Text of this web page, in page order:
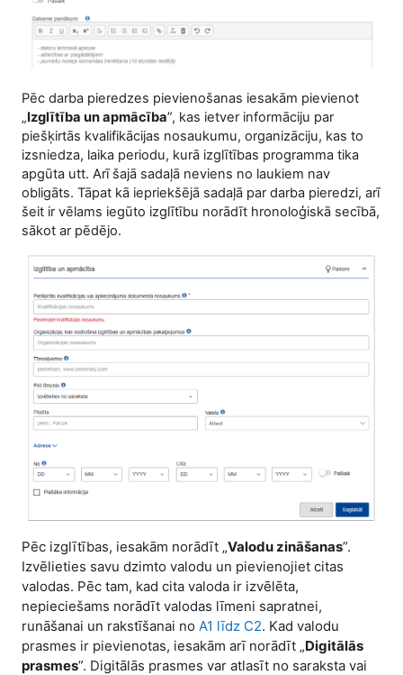
Pēc darba pieredzes pievienošanas iesakām pievienot
„Izglītība un apmācība”, kas ietver informāciju par
piešķirtās kvalifikācijas nosaukumu, organizāciju, kas to
izsniedza, laika periodu, kurā izglītības programma tika
apgūta utt. Arī šajā sadaļā neviens no laukiem nav
obligāts. Tāpat kā iepriekšējā sadaļā par darba pieredzi, arī
šeit ir vēlams iegūto izglītību norādīt hronoloģiskā secībā,
sākot ar pēdējo.
Pēc izglītības, iesakām norādīt „Valodu zināšanas”.
Izvēlieties savu dzimto valodu un pievienojiet citas
valodas. Pēc tam, kad cita valoda ir izvēlēta,
nepieciešams norādīt valodas līmeni sapratnei,
runāšanai un rakstīšanai no A1 līdz C2. Kad valodu
prasmes ir pievienotas, iesakām arī norādīt „Digitālās
prasmes”. Digitālās prasmes var atlasīt no saraksta vai